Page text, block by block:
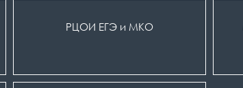
РЦОИ ЕГЭ и МКО